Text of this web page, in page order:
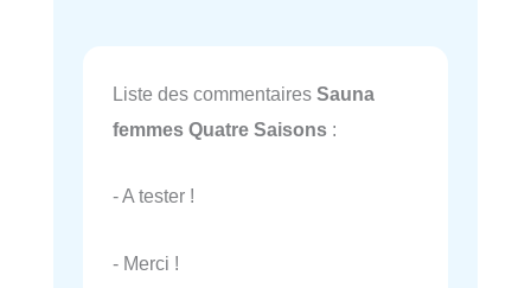
Liste des commentaires Sauna
femmes Quatre Saisons :
- A tester !
- Merci !